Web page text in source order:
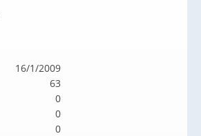
16/1/2009
63
0
0
0